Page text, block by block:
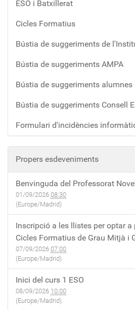
ESO i Batxillerat
Cicles Formatius
Bústia de suggeriments de
Bústia de suggeriments AMPA
Bústia de suggeriments alumnes
Bústia de suggeriments Consell
Formulari d'incidències
Propers esdeveniments
Benvinguda del Professorat
01/09/2026 08:30
(Europe/Madrid)
Inscripció a les llistes per optar
Cicles Formatius de Grau Mitjà i
07/09/2026 07:00
(Europe/Madrid)
Inici del curs 1 ESO
08/09/2026 10:00
(Europe/Madrid)